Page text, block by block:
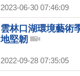
2023-06-30 07:46:09
雲林口湖環境藝術
地堅韌
2022-09-28 07:35:05